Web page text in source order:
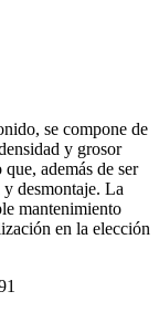
se compone de
y grosor
además de ser
desmontaje. La
mantenimiento
en la elección